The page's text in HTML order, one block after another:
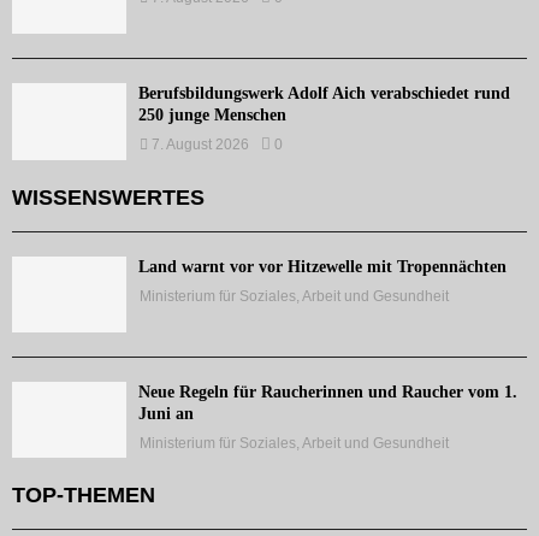
Berufsbildungswerk Adolf Aich verabschiedet rund
250 junge Menschen
7. August 2026 0
WISSENSWERTES
Land warnt vor vor Hitzewelle mit Tropennächten
Ministerium für Soziales, Arbeit und Gesundheit
Neue Regeln für Raucherinnen und Raucher vom 1.
Juni an
Ministerium für Soziales, Arbeit und Gesundheit
TOP-THEMEN